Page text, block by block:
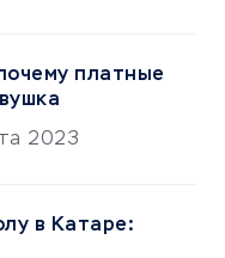
платные
2023
в Катаре: